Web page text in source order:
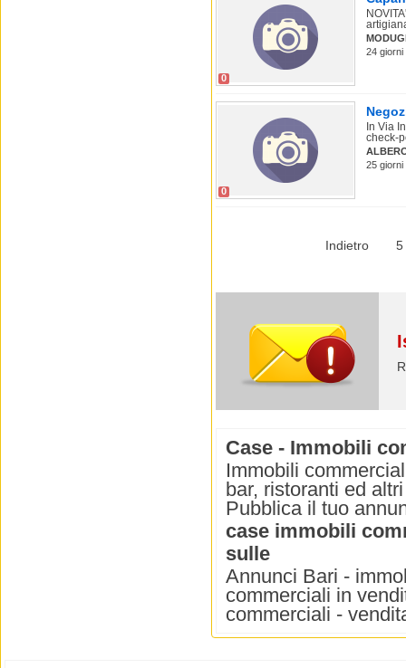
0
24 giorni
0
In Via
check-
25 giorni
Indietro 5
Case - Immobili
Immobili
bar, ristoranti ed
Pubblica il tuo
case immobili
sulle
Annunci Bari -
commerciali in
commerciali -